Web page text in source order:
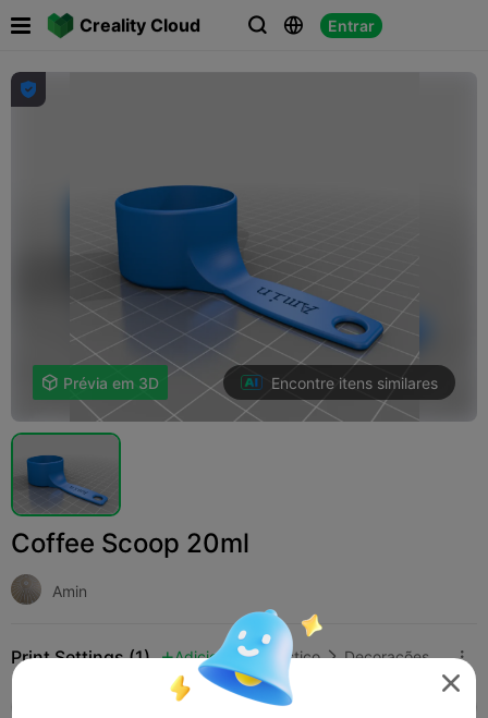
Creality Cloud   Entrar


 Prévia em 3D Encontre itens similares
Coffee Scoop 20ml
Amin
Print Settings (1) Adicionar Doméstico  Decorações e Ornamentos para Casa 
